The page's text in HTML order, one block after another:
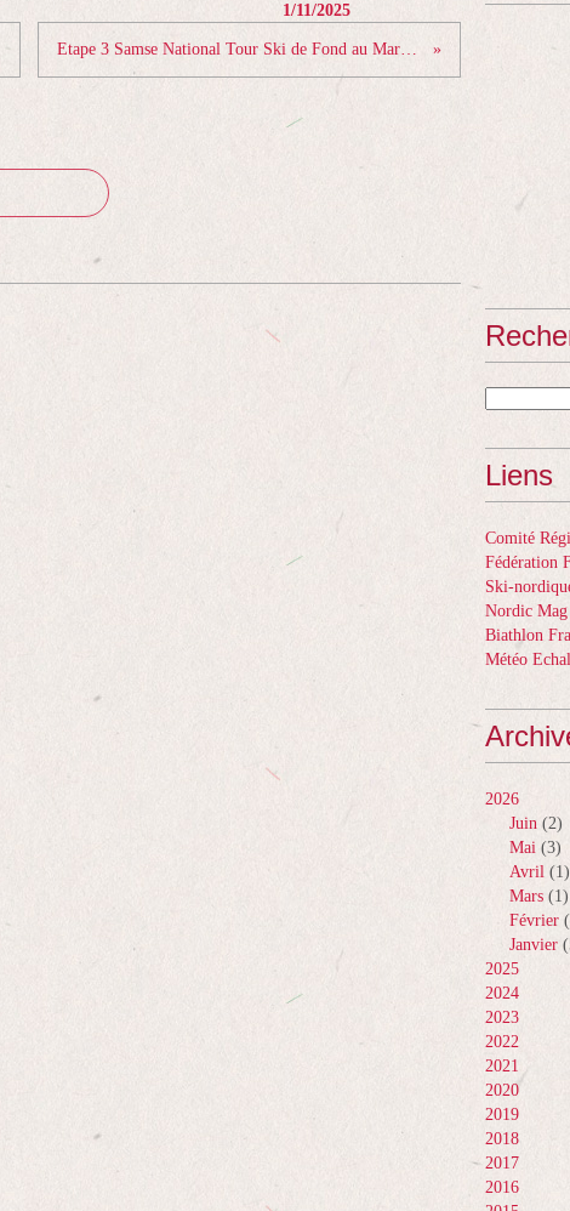
1/11/2025
Etape 3 Samse National Tour Ski de Fond au Markstein le 11 et 12 janvier 2020
Liens
Comité
Fédération
Ski-
Nordic Mag
Biathlon
Météo
2026
Juin (2)
Mai (3)
Avril (1)
Mars (1)
Février
Janvier
2025
2024
2023
2022
2021
2020
2019
2018
2017
2016